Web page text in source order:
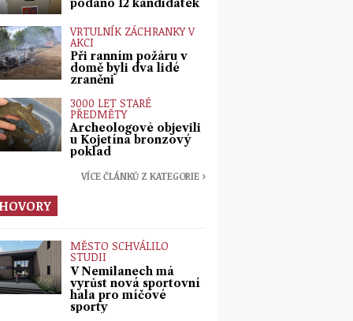
podáno 12 kandidátek
VRTULNÍK ZÁCHRANKY V
AKCI
Při ranním požáru v
domě byli dva lidé
zraněni
3000 LET STARÉ
PŘEDMĚTY
Archeologové objevili
u Kojetína bronzový
poklad
VÍCE ČLÁNKŮ Z KATEGORIE ›
MĚSTO SCHVÁLILO
STUDII
V Nemilanech má
vyrůst nová sportovní
hala pro míčové
sporty